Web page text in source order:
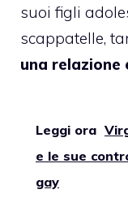
suoi figli
scappatelle,
una
Leggi ora
e le sue
gay